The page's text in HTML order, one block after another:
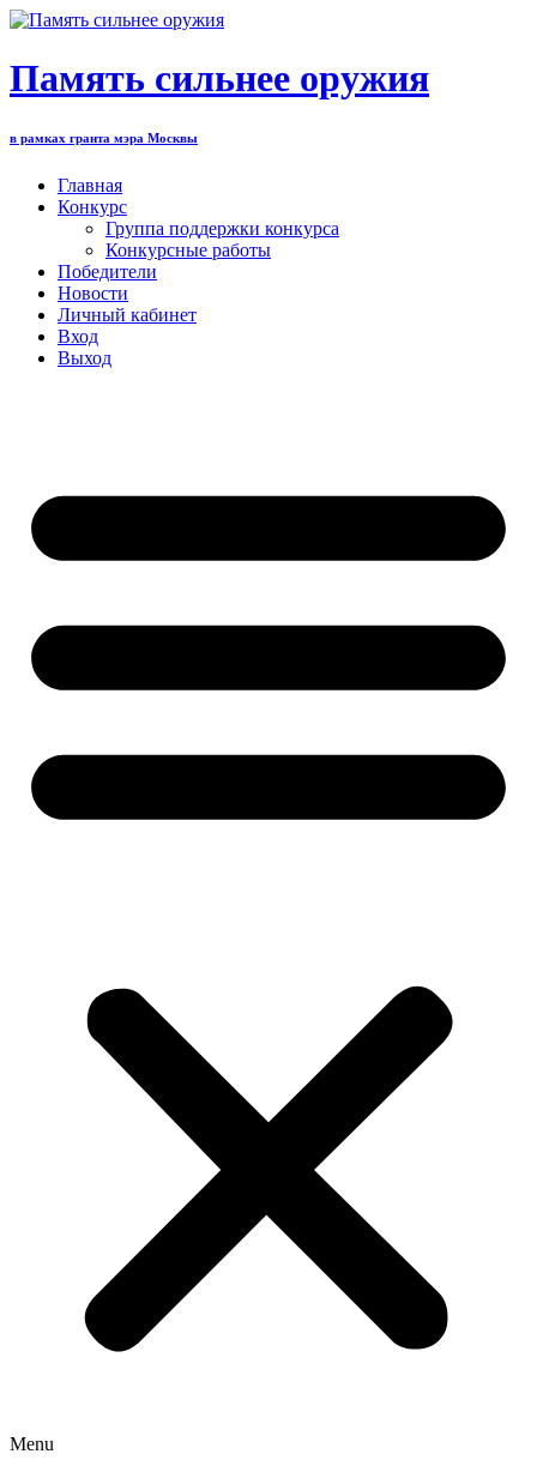
Перейти
содержимому
Память сильнее оружия
в рамках гранта мэра Москвы
Главная
Конкурс
Группа поддержки конкурса
Конкурсные работы
Победители
Новости
Личный кабинет
Вход
Выход
Menu